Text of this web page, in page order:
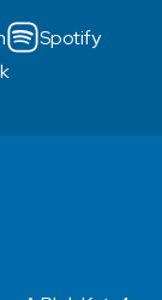
Spotify